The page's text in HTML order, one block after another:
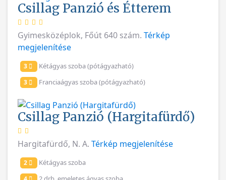
Csillag Panzió és Étterem
Gyimesközéplok, Főút 640 szám. Térkép
megjelenítése
3 Kétágyas szoba (pótágyazható)
3 Franciaágyas szoba (pótágyazható)
Csillag Panzió (Hargitafürdő)
Hargitafürdő, N. A. Térkép megjelenítése
2 Kétágyas szoba